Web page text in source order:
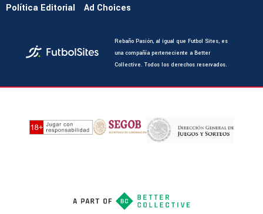
Política Editorial
Ad Choices
Rebaño Pasión, al igual que Futbol Sites, es
una compañía perteneciente a Better
Collective. Todos los derechos reservados.